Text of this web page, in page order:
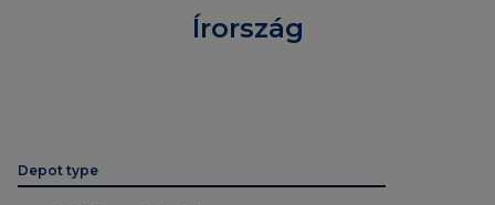
Írország
Depot type